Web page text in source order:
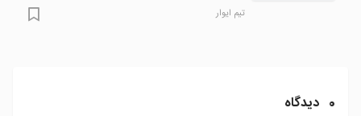
تیم ایوار
0 دیدگاه